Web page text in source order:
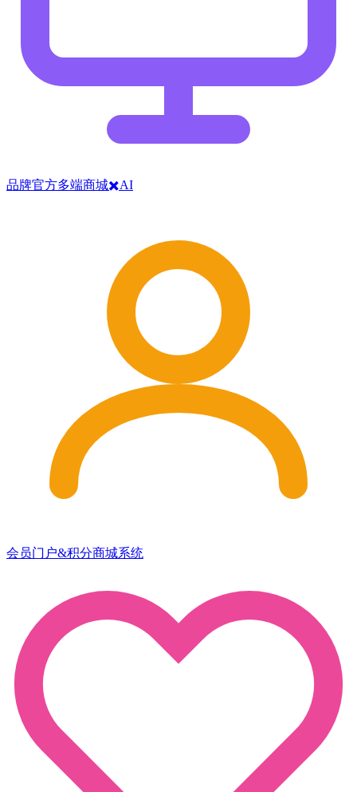
品牌官方多端商城✖️AI
会员门户&积分商城系统